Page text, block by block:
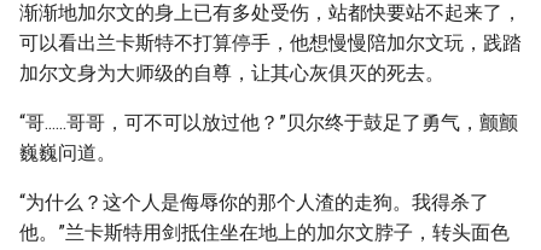
渐渐地加尔文的身上已有多处受伤，站都快要站不起来了，
可以看出兰卡斯特不打算停手，他想慢慢陪加尔文玩，践踏
加尔文身为大师级的自尊，让其心灰俱灭的死去。
“哥......哥哥，可不可以放过他？”贝尔终于鼓足了勇气，颤颤
巍巍问道。
“为什么？这个人是侮辱你的那个人渣的走狗。我得杀了
他。”兰卡斯特用剑抵住坐在地上的加尔文脖子，转头面色